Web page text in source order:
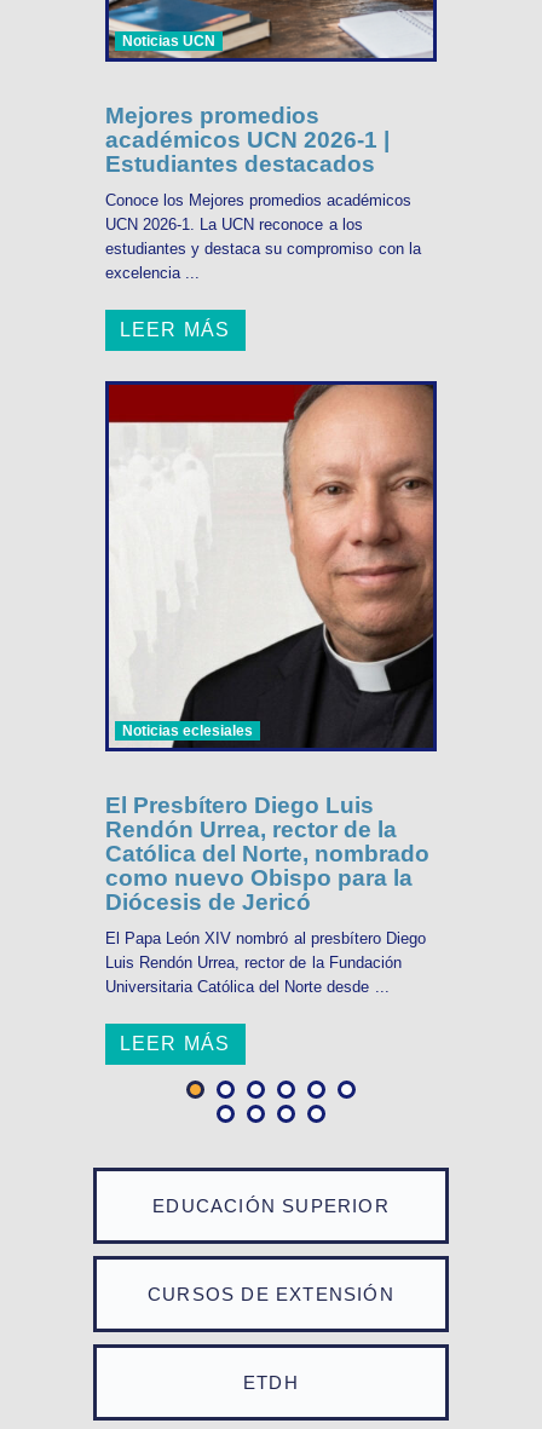
EDUCACIÓN SUPERIOR
CURSOS DE EXTENSIÓN
ETDH
Noticias UCN
Mejores promedios
académicos UCN 2026-1 |
Estudiantes destacados
Conoce los Mejores promedios académicos
UCN 2026-1. La UCN reconoce a los
estudiantes y destaca su compromiso con la
excelencia ...
LEER MÁS
Noticias eclesiales
El Presbítero Diego Luis
Rendón Urrea, rector de la
Católica del Norte, nombrado
como nuevo Obispo para la
Diócesis de Jericó
El Papa León XIV nombró al presbítero Diego
Luis Rendón Urrea, rector de la Fundación
Universitaria Católica del Norte desde ...
LEER MÁS